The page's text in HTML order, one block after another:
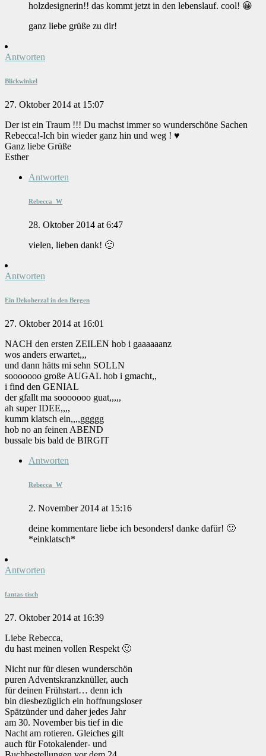
holzdesignerin!! das kommt jetzt in den lebenslauf. cool! 😀
ganz liebe grüße zu dir!
Antworten
Blickwinkel
27. Oktober 2014 at 15:07
Der ist ein Traum !!! Du machst immer so wunderschöne Sachen
Rebecca!-Ich bin wieder ganz hin und weg ! ♥
Ganz liebe Grüße
Esther
Antworten
Rebecca_W
28. Oktober 2014 at 6:47
vielen, lieben dank! 🙂
Antworten
Ein Dekoherzal in den Bergen
27. Oktober 2014 at 16:01
NACH den ersten ZEILEN hob i gaaaaaanz
wos anders erwartet,,,
und dann hätts mi sehn SOLLN
sooooooo große AUGAL hob i gmacht,,
i find den GENIAL
der gfallt ma sooooooo guat,,,,,
ah super IDEE,,,,
kumm klatsch ein,,,,ggggg
hob no an feinen ABEND
bussale bis bald de BIRGIT
Antworten
Rebecca_W
2. November 2014 at 15:16
deine kommentare liebe ich besonders! danke dafür! 🙂
*einklatsch*
Antworten
fantas-tisch
27. Oktober 2014 at 16:39
Liebe Rebecca,
du hast meinen vollen Respekt 🙂
Nicht nur für diesen wunderschön
puren Adventskranzknüller, auch
für deinen Frühstart… denn ich
bin diesbezüglich ein hoffnungsloser
Spätzünder und daher jedes Jahr
am 30. November bis tief in die
Nacht am rotieren. Gleiches gilt
auch für Fotokalender- und